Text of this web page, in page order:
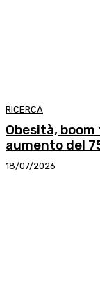
RICERCA
Obesità,
aumento del
18/07/2026